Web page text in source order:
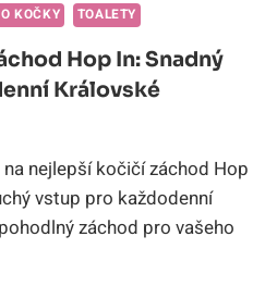
KOČKY TOALETY
Hop In: Snadný
Královské
nejlepší kočičí záchod Hop
vstup pro každodenní
záchod pro vašeho